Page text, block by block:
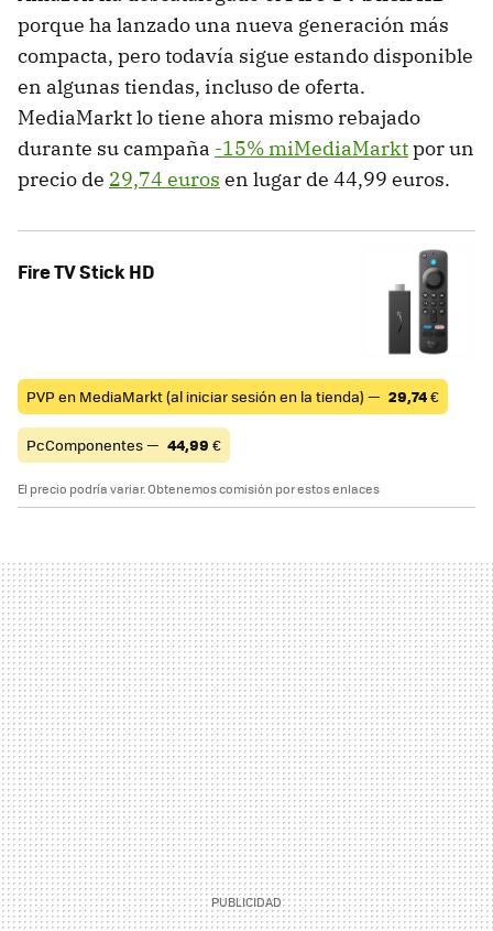
porque ha lanzado una nueva generación más
compacta, pero todavía sigue estando disponible
en algunas tiendas, incluso de oferta.
MediaMarkt lo tiene ahora mismo rebajado
durante su campaña -15% miMediaMarktpor un
precio de 29,74 euros en lugar de 44,99 euros.
Fire TV Stick HD
PVP en MediaMarkt (al iniciar sesión en la tienda) — 29,74€
PcComponentes — 44,99 €
El precio podría variar. Obtenemos comisión por estos enlaces